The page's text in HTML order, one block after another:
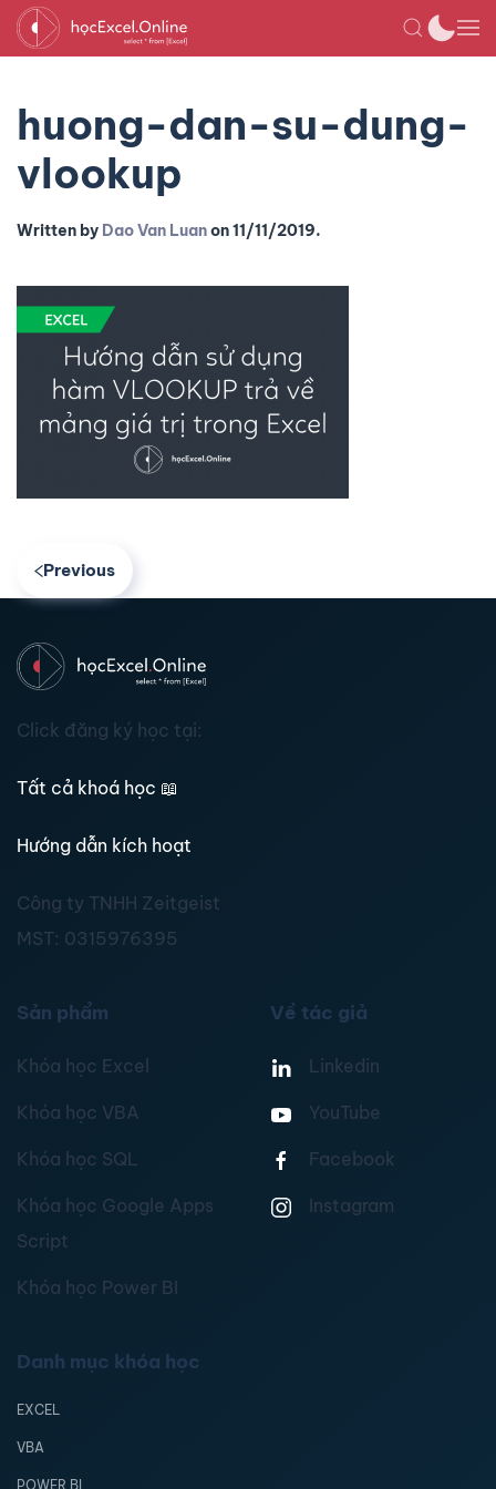
huong-dan-su-dung-
vlookup
Written by Dao Van Luanon11/11/2019.
Previous
Click đăng ký học tại:
Tất cả khoá học 📖
Hướng dẫn kích hoạt
Công ty TNHH Zeitgeist
MST: 0315976395
Sản phẩm
Khóa học Excel
Khóa học VBA
Khóa học SQL
Khóa học Google Apps
Script
Khóa học Power BI
Về tác giả
Linkedin
YouTube
Facebook
Instagram
Danh mục khóa học
EXCEL
VBA
POWER BI